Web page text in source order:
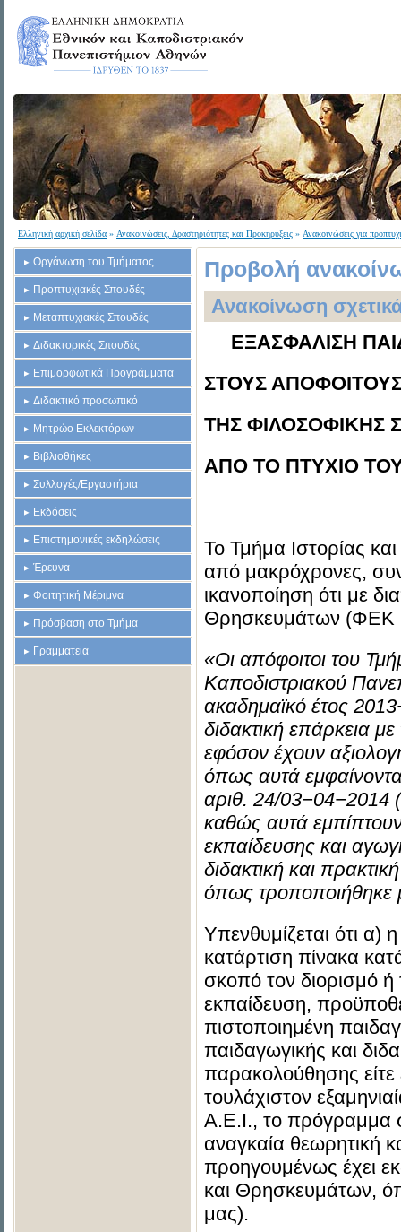
Ελληνική αρχική σελίδα » Ανακοινώσεις, Δραστηριότητες και Προκηρύξεις » Ανακοινώσεις για
Οργάνωση του Τμήματος
Προπτυχιακές Σπουδές
Μεταπτυχιακές Σπουδές
Διδακτορικές Σπουδές
Επιμορφωτικά Προγράμματα
Διδακτικό προσωπικό
Μητρώο Εκλεκτόρων
Βιβλιοθήκες
Συλλογές/Εργαστήρια
Εκδόσεις
Επιστημονικές εκδηλώσεις
Έρευνα
Φοιτητική Μέριμνα
Πρόσβαση στο Τμήμα
Γραμματεία
Προβολή
Ανακοίνωση
ΕΞΑΣΦΑΛΙΣΗ
ΣΤΟΥΣ
ΤΗΣ ΦΙΛΟΣΟΦΙΚΗΣ
ΑΠΟ ΤΟ ΠΤΥΧΙΟ
Το Τμήμα Ιστορίας
από μακρόχρονες,
ικανοποίηση ότι με
Θρησκευμάτων (ΦΕΚ
«Οι απόφοιτοι του
Καποδιστριακού
ακαδημαϊκό έτος
διδακτική επάρκεια
εφόσον έχουν
όπως αυτά
αριθ. 24/03−04−2014
καθώς αυτά
εκπαίδευσης και
διδακτική και
όπως τροποποιήθηκε
Yπενθυμίζεται ότι α)
κατάρτιση πίνακα
σκοπό τον διορισμό
εκπαίδευση,
πιστοποιημένη
παιδαγωγικής και
παρακολούθησης
τουλάχιστον
Α.Ε.Ι., το πρόγραμμα
αναγκαία θεωρητική
προηγουμένως έχει
και Θρησκευμάτων,
μας).